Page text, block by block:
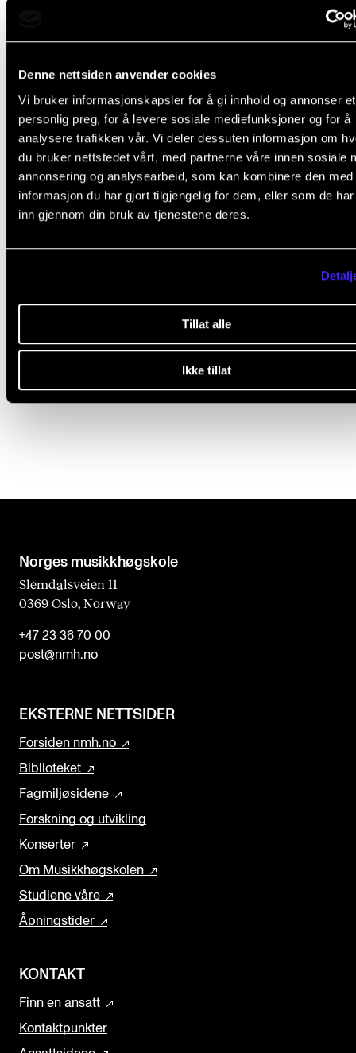
Denne nettsiden anvender cookies
Vi bruker informasjonskapsler for å gi innhold og annonser et
personlig preg, for å levere sosiale mediefunksjoner og for å
analysere trafikken vår. Vi deler dessuten informasjon om
du bruker nettstedet vårt, med partnerne våre innen sosiale
annonsering og analysearbeid, som kan kombinere den med
informasjon du har gjort tilgjengelig for dem, eller som de
inn gjennom din bruk av tjenestene deres.
Tillat alle
Ikke tillat
Sibelius – Notation Software
Sibelius er et program for å lage, redigere og skrive ut noter, eller
som pdf-dokumenter.
Retningslinjer for KI
Hvordan kan KI være til hjelp for deg som student? Her finner du
informasjon om hvordan du kan bruke KI-verktøy som
arbeid med skriftlige oppgaver, hvordan du skal henvise til bruk og
Som student ved NMH har du nå mulighet til å samarbeide med
teknologi for lyd og video med svært lav forsinkelse kan dere spille
sammen, ha undervisning og utvikle prosjekter som om dere var i
Norges musikk­høgskole
Slemdalsveien 11
0369 Oslo, Norway
+47 23 36 70 00
post@nmh.no
EKSTERNE NETTSIDER
Forsiden nmh.no
Biblioteket
Fagmiljøsidene
Forskning og utvikling
Konserter
Om Musikkhøgskolen
Studiene våre
Åpningstider
KONTAKT
Finn en ansatt
Kontaktpunkter